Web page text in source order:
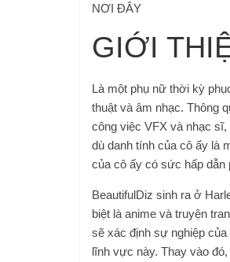
NƠI ĐÂY
GIỚI
Là một phụ nữ thời kỳ
thuật và âm nhạc. Thông
công việc VFX và nhạc
dù danh tính của cô ấy là
của cô ấy có sức hấp
BeautifulDiz sinh ra ở
biệt là anime và truyện
sẽ xác định sự nghiệp
lĩnh vực này. Thay vào